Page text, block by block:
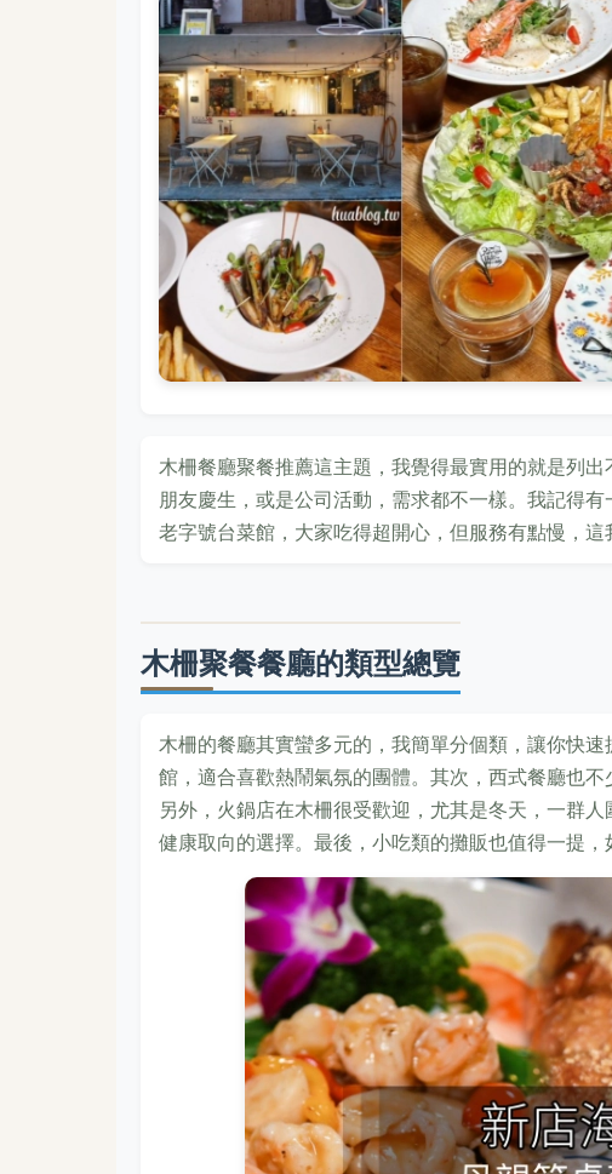
木柵餐廳聚餐推薦這主題，我覺得最實用的就是列
朋友慶生，或是公司活動，需求都不一樣。我記得
老字號台菜館，大家吃得超開心，但服務有點慢，這
木柵聚餐餐廳的類型總覽
木柵的餐廳其實蠻多元的，我簡單分個類，讓你快
館，適合喜歡熱鬧氣氛的團體。其次，西式餐廳也
另外，火鍋店在木柵很受歡迎，尤其是冬天，一群
健康取向的選擇。最後，小吃類的攤販也值得一提，